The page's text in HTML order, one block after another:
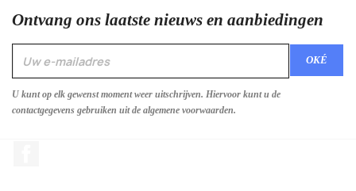
Ontvang ons laatste nieuws en aanbiedingen
U kunt op elk gewenst moment weer uitschrijven. Hiervoor kunt u de
contactgegevens gebruiken uit de algemene voorwaarden.